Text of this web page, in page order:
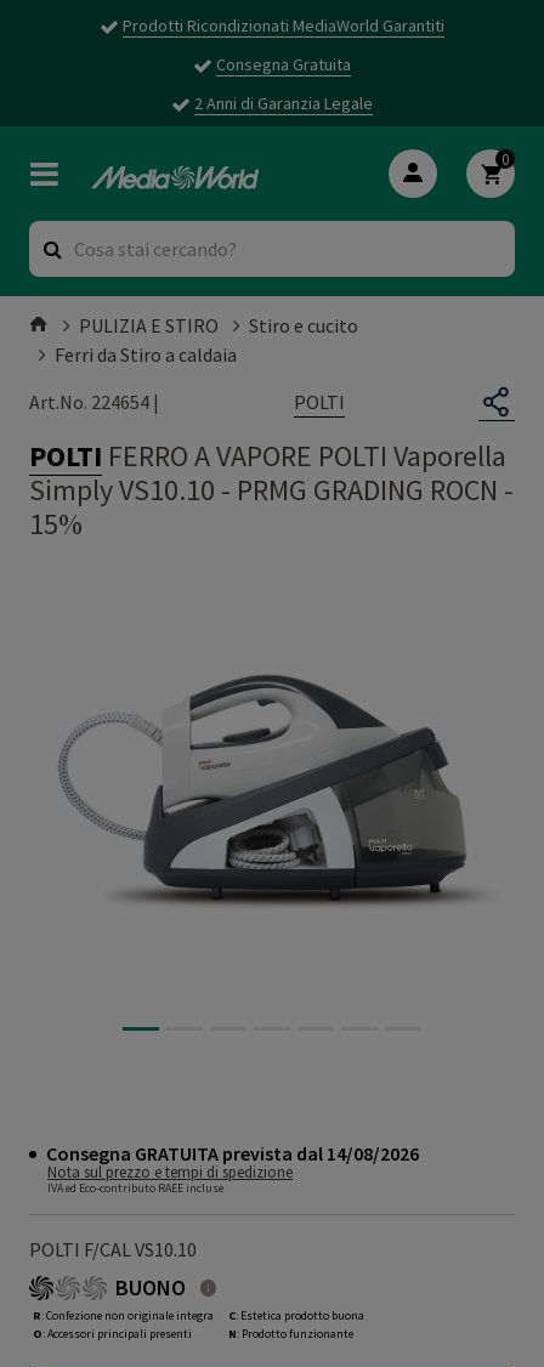
Prodotti Ricondizionati MediaWorld Garantiti
Consegna Gratuita
2 Anni di Garanzia Legale
0
PULIZIA E STIRO
Stiro e cucito
Ferri da Stiro a caldaia
Art.No. 224654 |
POLTI
POLTI FERRO A VAPORE POLTI Vaporella
Simply VS10.10 - PRMG GRADING ROCN -
15%
Consegna GRATUITA prevista dal 14/08/2026
Nota sul prezzo e tempi di spedizione
IVA ed Eco-contributo RAEE incluse
POLTI F/CAL VS10.10
BUONO
R: Confezione non originale integra
O: Accessori principali presenti
C: Estetica prodotto buona
N: Prodotto funzionante